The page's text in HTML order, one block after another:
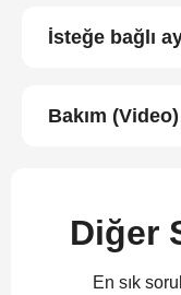
İsteğe bağlı
Bakım (Video)
Diğer
En sık